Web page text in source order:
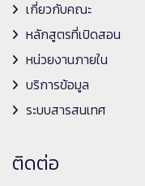
เกี่ยวกับคณะ
หลักสูตรที่เปิดสอน
หน่วยงานภายใน
บริการข้อมูล
ระบบสารสนเทศ
ติดต่อ